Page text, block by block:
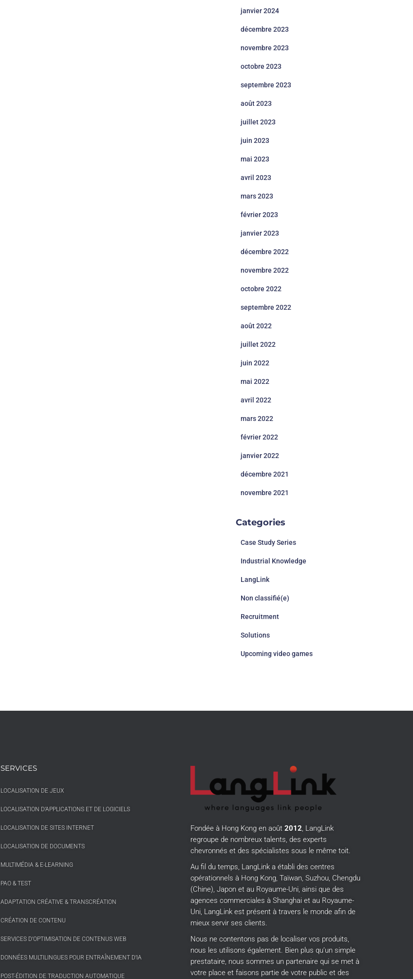
janvier 2024
décembre 2023
novembre 2023
octobre 2023
septembre 2023
août 2023
juillet 2023
juin 2023
mai 2023
avril 2023
mars 2023
février 2023
janvier 2023
décembre 2022
novembre 2022
octobre 2022
septembre 2022
août 2022
juillet 2022
juin 2022
mai 2022
avril 2022
mars 2022
février 2022
janvier 2022
décembre 2021
novembre 2021
Categories
Case Study Series
Industrial Knowledge
LangLink
Non classifié(e)
Recruitment
Solutions
Upcoming video games
SERVICES
LOCALISATION DE JEUX
LOCALISATION D’APPLICATIONS ET DE LOGICIELS
LOCALISATION DE SITES INTERNET
LOCALISATION DE DOCUMENTS
MULTIMÉDIA & E-LEARNING
PAO & TEST
ADAPTATION CRÉATIVE & TRANSCRÉATION
CRÉATION DE CONTENU
SERVICES D’OPTIMISATION DE CONTENUS WEB
DONNÉES MULTILINGUES POUR ENTRAÎNEMENT D’IA
POST-ÉDITION DE TRADUCTION AUTOMATIQUE
Fondée à Hong Kong en août 2012, LangLink
regroupe de nombreux talents, des experts
chevronnés et des spécialistes sous le même toit.
Au fil du temps, LangLink a établi des centres
opérationnels à Hong Kong, Taïwan, Suzhou, Chengdu
(Chine), Japon et au Royaume-Uni, ainsi que des
agences commerciales à Shanghai et au Royaume-
Uni, LangLink est présent à travers le monde afin de
mieux servir ses clients.
Nous ne contentons pas de localiser vos produits,
nous les utilisons également. Bien plus qu’un simple
prestataire, nous sommes un partenaire qui se met à
votre place et faisons partie de votre public et des